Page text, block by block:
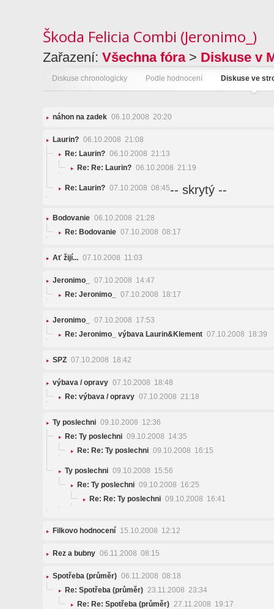
Škoda Felicia Combi (Jeronimo_)
Zařazení: Všechna fóra> Diskuse v
Diskuse chronologicky Podle hodnocení Diskuse ve
náhon na zadek 06.10.2008 20:20
Laurin? 06.10.2008 21:08
Re: Laurin? 06.10.2008 21:13
Re: Re: Laurin? 06.10.2008 21:19
Re: Laurin? 07.10.2008 08:45-- skrytý --
Bodovanie 06.10.2008 21:28
Re: Bodovanie 07.10.2008 08:17
Ať žijí... 07.10.2008 11:03
Jeronimo_
07.10.2008 14:47
Re: Jeronimo_
07.10.2008 18:17
Jeronimo_
07.10.2008 17:53
Re: Jeronimo_ výbava Laurin&Klement 07.10.2008 18:39
SPZ 07.10.2008 18:42
výbava / opravy 07.10.2008 18:48
Re: výbava / opravy 07.10.2008 21:18
Ty poslechni 09.10.2008 12:36
Re: Ty poslechni 09.10.2008 14:35
Re: Re: Ty poslechni 09.10.2008 16:15
Ty poslechni 09.10.2008 15:56
Re: Ty poslechni 09.10.2008 16:25
Re: Re: Ty poslechni 09.10.2008 16:41
Filkovo hodnocení 15.10.2008 12:12
Rez a bubny 06.11.2008 08:15
Spotřeba (průměr) 06.11.2008 08:18
Re: Spotřeba (průměr) 23.11.2008 23:34
Re: Re: Spotřeba (průměr) 27.11.2008 19:17